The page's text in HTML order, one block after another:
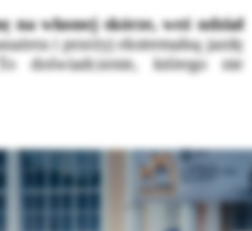
na własnej skórze, weź udział
i przeżyj ekstremalną jazdę
doświadczenie, którego nie